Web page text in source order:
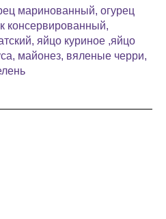
маринованный, огурец
консервированный,
яйцо куриное ,яйцо
майонез, вяленые черри,